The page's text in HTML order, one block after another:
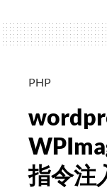
PHP
指令注